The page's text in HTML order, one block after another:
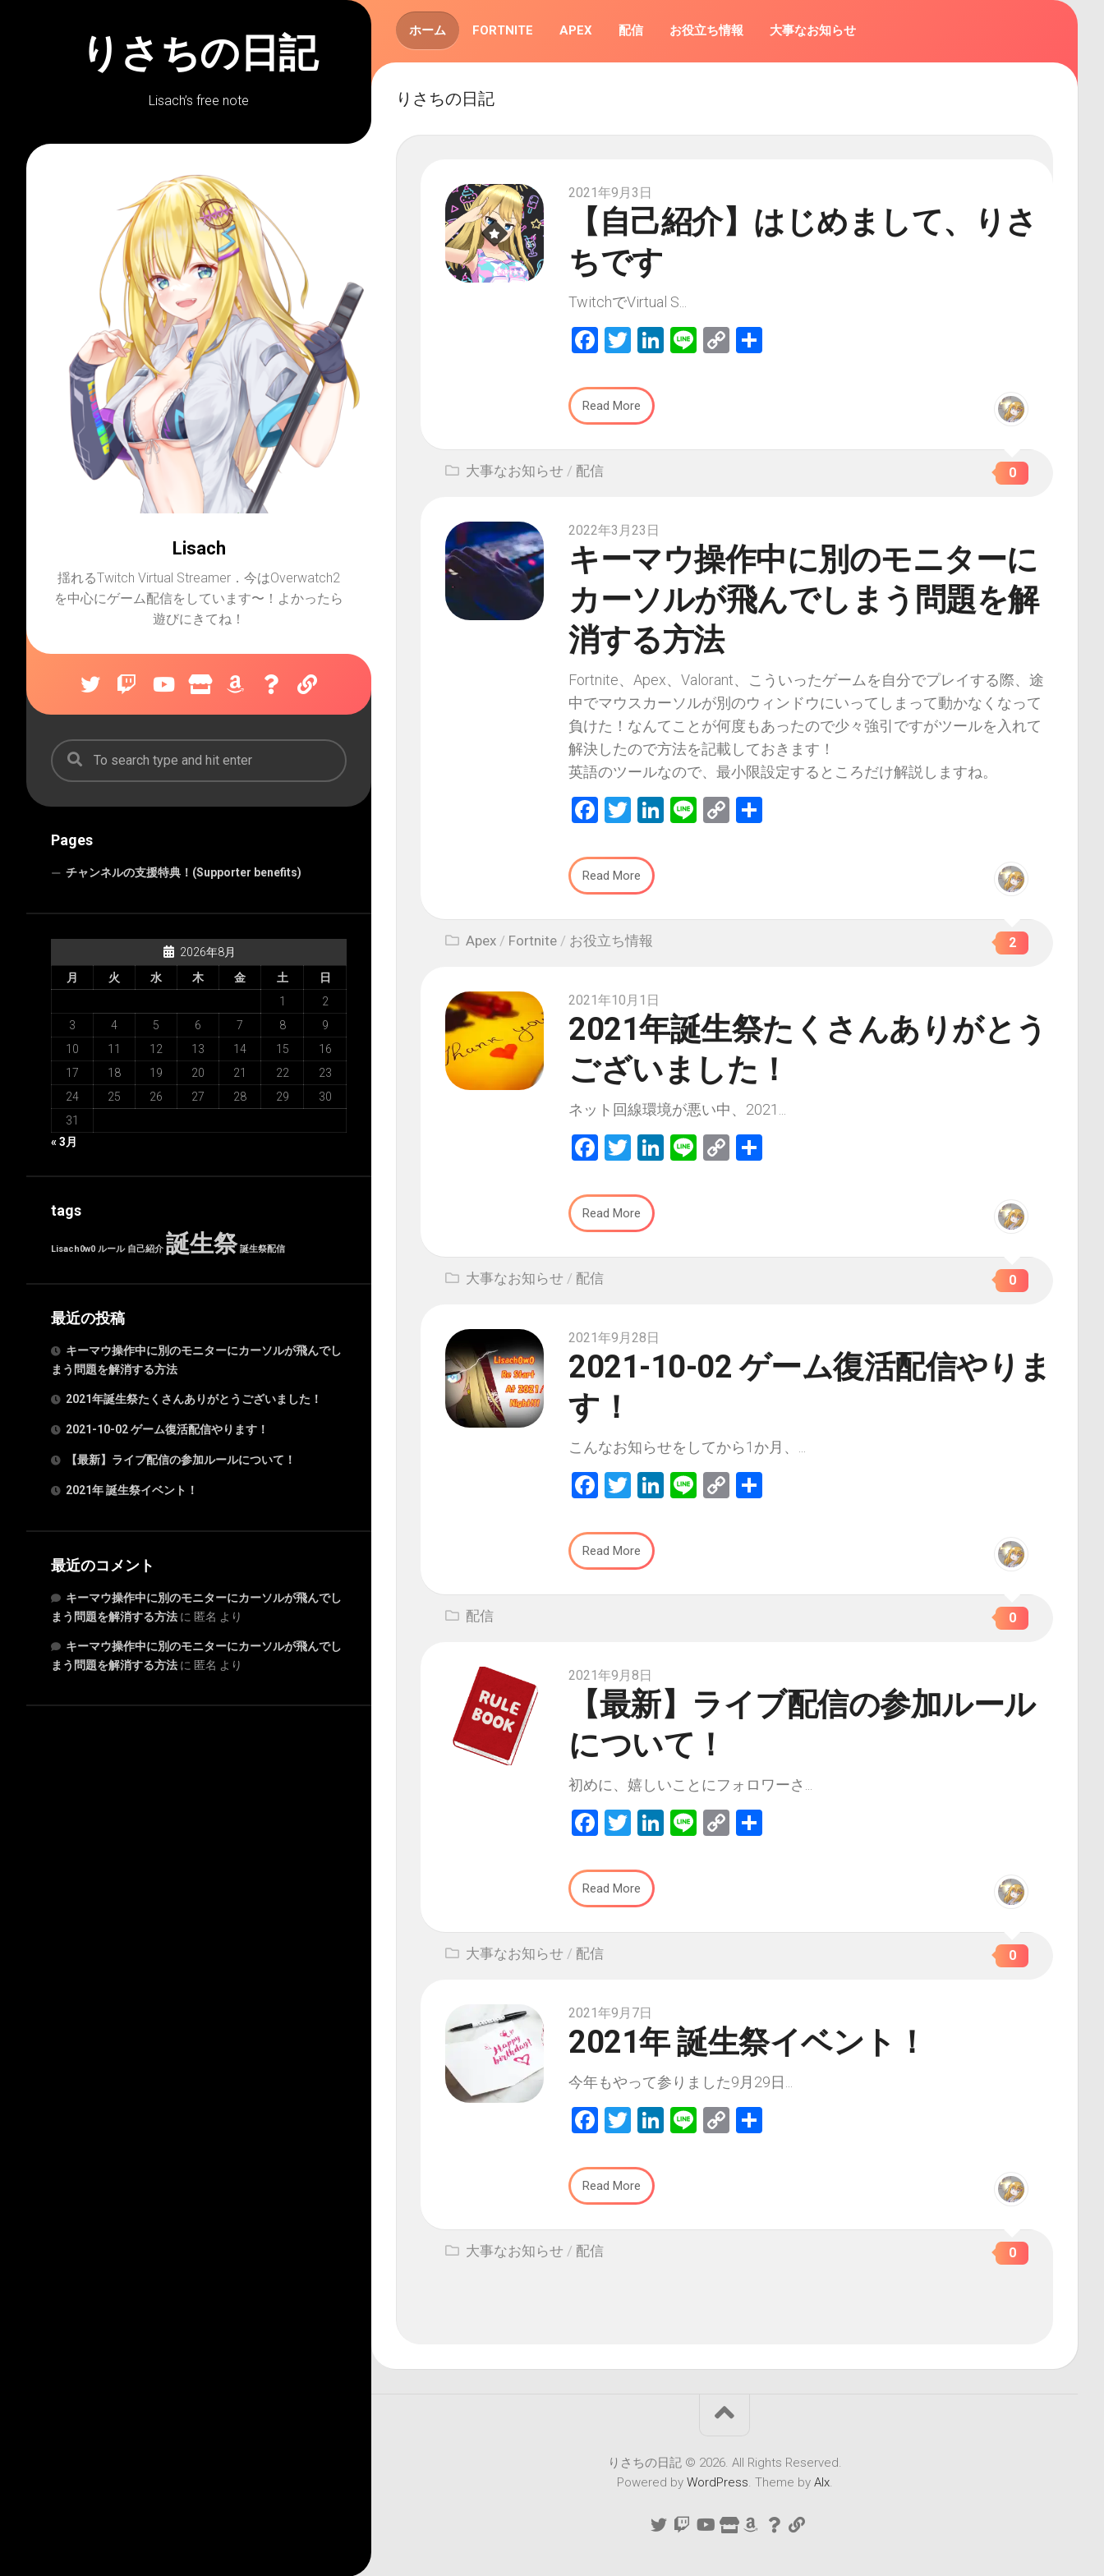
りさちの日記
Lisach’s free note
Lisach
揺れるTwitch Virtual Streamer．今はOverwatch2
を中心にゲーム配信をしています〜！よかったら
遊びにきてね！
Pages
チャンネルの支援特典！(Supporter benefits)
2026年8月
月
火 水 木 金 土
日
1
2
3
4 5 6 7 8
9
10
11 12 13 14 15
16
17
18 19 20 21 22
23
24
25 26 27 28 29
30
31
« 3月
tags
Lisach0w0 ルール 自己紹介 誕生祭 誕生祭配信
最近の投稿
キーマウ操作中に別のモニターにカーソルが飛んでし
まう問題を解消する方法
2021年誕生祭たくさんありがとうございました！
2021-10-02 ゲーム復活配信やります！
【最新】ライブ配信の参加ルールについて！
2021年 誕生祭イベント！
最近のコメント
キーマウ操作中に別のモニターにカーソルが飛んでし
まう問題を解消する方法 に 匿名 より
キーマウ操作中に別のモニターにカーソルが飛んでし
まう問題を解消する方法 に 匿名 より
ホーム FORTNITE APEX 配信 お役立ち情報 大事なお知らせ
りさちの日記
2021年9月3日
【自己紹介】はじめまして、りさ
ちです
TwitchでVirtual S...
Facebook
Twitter
LinkedIn
LineCopy
Read More
大事なお知らせ / 配信 0
2022年3月23日
キーマウ操作中に別のモニターに
カーソルが飛んでしまう問題を解
消する方法
Fortnite、Apex、Valorant、こういったゲームを自分でプレイする際、途
中でマウスカーソルが別のウィンドウにいってしまって動かなくなって
負けた！なんてことが何度もあったので少々強引ですがツールを入れて
解決したので方法を記載しておきます！
英語のツールなので、最小限設定するところだけ解説しますね。
Facebook
Twitter
LinkedIn
LineCopy
Read More
Apex / Fortnite / お役立ち情報 2
2021年10月1日
2021年誕生祭たくさんありがとう
ございました！
ネット回線環境が悪い中、2021...
Facebook
Twitter
LinkedIn
LineCopy
Read More
大事なお知らせ / 配信 0
2021年9月28日
2021-10-02 ゲーム復活配信やりま
す！
こんなお知らせをしてから1か月、...
Facebook
Twitter
LinkedIn
LineCopy
Read More
配信 0
2021年9月8日
【最新】ライブ配信の参加ルール
について！
初めに、嬉しいことにフォロワーさ...
Facebook
Twitter
LinkedIn
LineCopy
Read More
大事なお知らせ / 配信 0
2021年9月7日
2021年 誕生祭イベント！
今年もやって参りました9月29日...
Facebook
Twitter
LinkedIn
LineCopy
Read More
大事なお知らせ / 配信 0
りさちの日記 © 2026. All Rights Reserved.
Powered by WordPress. Theme by Alx.